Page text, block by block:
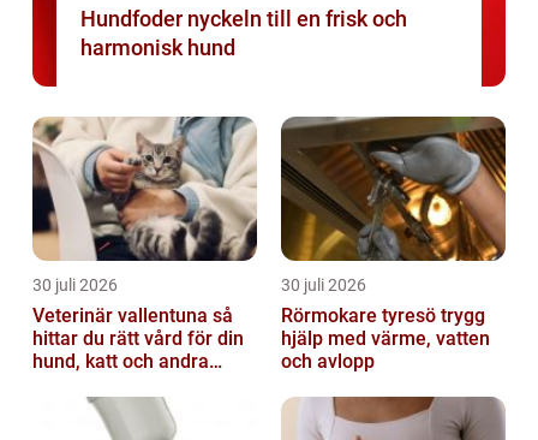
Hundfoder nyckeln till en frisk och
harmonisk hund
30 juli 2026
Veterinär vallentuna så
hittar du rätt vård för din
hund, katt och andra
30 juli 2026
Rörmokare tyresö trygg
hjälp med värme, vatten
och avlopp